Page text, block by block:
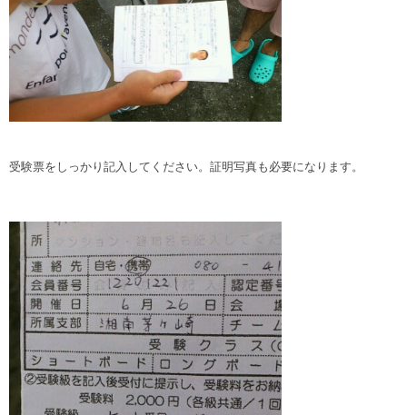
受験票をしっかり記入してください。証明写真も必要になります。